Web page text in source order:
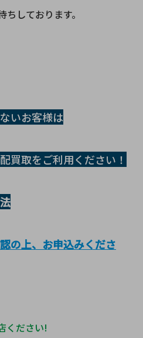
しております。
いお客様は
買取をご利用ください！
の上、お申込みくださ
ください!